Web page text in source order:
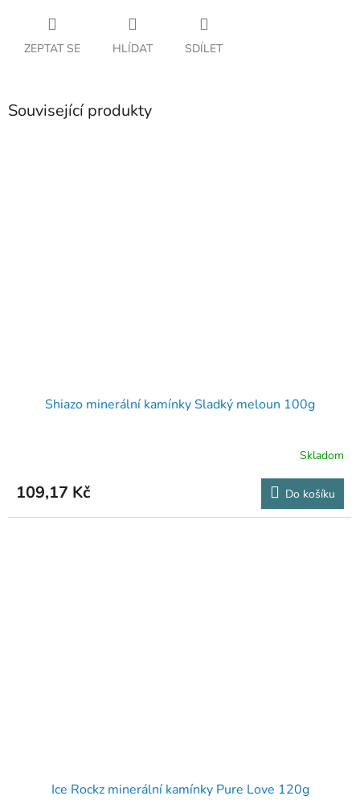
ZEPTAT SE HLÍDAT SDÍLET
Související produkty
Shiazo minerální kamínky Sladký meloun 100g
Skladom
109,17 Kč Do košíku
Ice Rockz minerální kamínky Pure Love 120g